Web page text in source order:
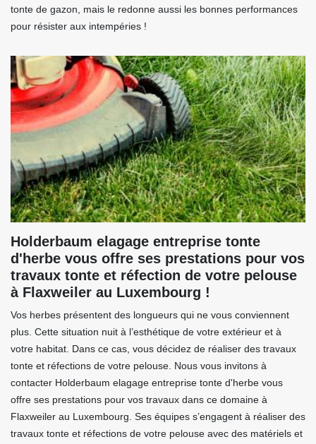
tonte de gazon, mais le redonne aussi les bonnes performances
pour résister aux intempéries !
Holderbaum elagage entreprise tonte
d'herbe vous offre ses prestations pour vos
travaux tonte et réfection de votre pelouse
à Flaxweiler au Luxembourg !
Vos herbes présentent des longueurs qui ne vous conviennent
plus. Cette situation nuit à l’esthétique de votre extérieur et à
votre habitat. Dans ce cas, vous décidez de réaliser des travaux
tonte et réfections de votre pelouse. Nous vous invitons à
contacter Holderbaum elagage entreprise tonte d'herbe vous
offre ses prestations pour vos travaux dans ce domaine à
Flaxweiler au Luxembourg. Ses équipes s’engagent à réaliser des
travaux tonte et réfections de votre pelouse avec des matériels et